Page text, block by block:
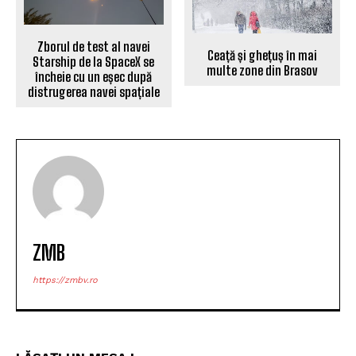
Zborul de test al navei
Starship de la SpaceX se
încheie cu un eșec după
distrugerea navei spațiale
Ceață și ghețuș în mai
multe zone din Brasov
ZMB
https://zmbv.ro